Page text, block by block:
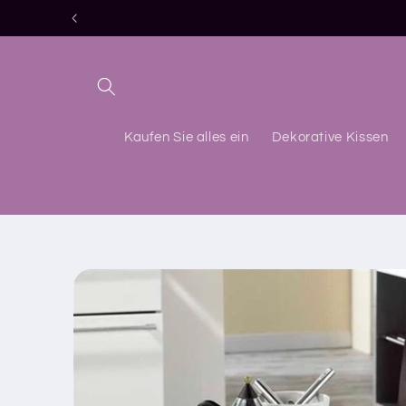
Inhalt
Kaufen Sie alles ein Dekorative Kissen
Zu
Produktinformationen